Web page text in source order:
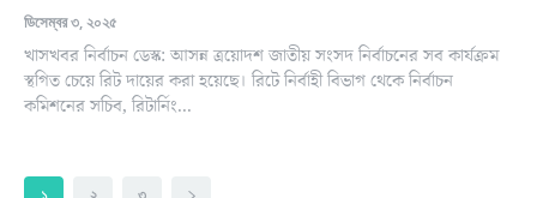
ডিসেম্বর ৩, ২০২৫
খাসখবর নির্বাচন ডেস্ক: আসন্ন ত্রয়োদশ জাতীয় সংসদ নির্বাচনের সব কার্যক্রম
স্থগিত চেয়ে রিট দায়ের করা হয়েছে। রিটে নির্বাহী বিভাগ থেকে নির্বাচন
কমিশনের সচিব, রিটার্নিং...